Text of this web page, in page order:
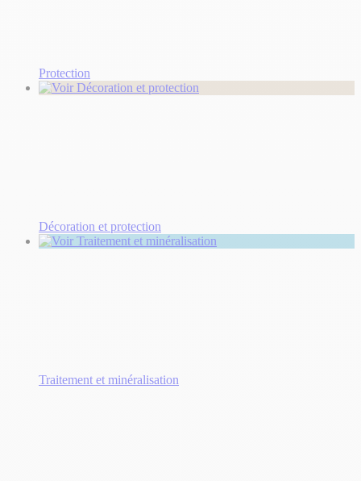
Protection
Décoration et protection
Traitement et minéralisation